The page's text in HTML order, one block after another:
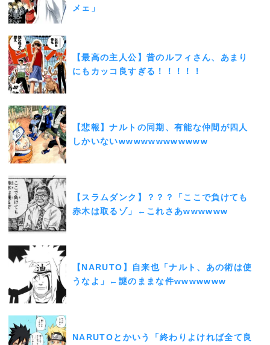
メェ」
【最高の主人公】昔のルフィさん、あまり
にもカッコ良すぎる！！！！！
【悲報】ナルトの同期、有能な仲間が四人
しかいないwwwwwwwwwwww
【スラムダンク】？？？「ここで負けても
赤木は取るゾ」←これさあwwwwww
【NARUTO】自来也「ナルト、あの術は使
うなよ」←謎のままな件wwwwwww
NARUTOとかいう「終わりよければ全て良